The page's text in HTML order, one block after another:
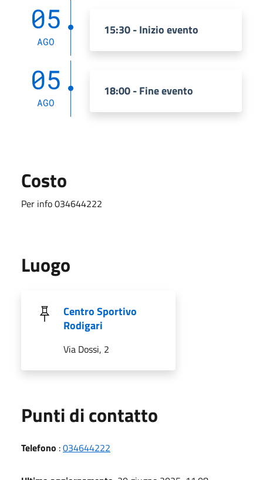
05
AGO
15:30 - Inizio evento
05
AGO
18:00 - Fine evento
Costo
Per info 034644222
Luogo
Centro Sportivo
Rodigari
Via Dossi, 2
Punti di contatto
Telefono :034644222